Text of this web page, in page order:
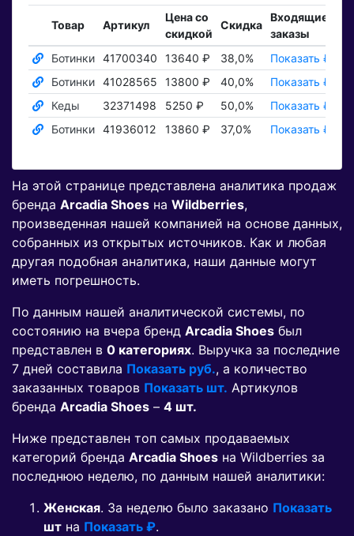
Товар Артикул
Цена со
скидкой
Скидка
Входящие
заказы
Ботинки
41700340 13640 ₽ 38,0% Показать ₽
Ботинки
41028565 13800 ₽ 40,0% Показать ₽
Кеды
32371498 5250 ₽ 50,0% Показать ₽
Ботинки
41936012 13860 ₽ 37,0% Показать ₽
На этой странице представлена аналитика продаж
бренда Arcadia Shoes на Wildberries,
произведенная нашей компанией на основе данных,
собранных из открытых источников. Как и любая
другая подобная аналитика, наши данные могут
иметь погрешность.
По данным нашей аналитической системы, по
состоянию на вчера бренд Arcadia Shoes был
представлен в 0 категориях. Выручка за последние
7 дней составила Показать руб., а количество
заказанных товаров Показать шт. Артикулов
бренда Arcadia Shoes – 4 шт.
Ниже представлен топ самых продаваемых
категорий бренда Arcadia Shoes на Wildberries за
последнюю неделю, по данным нашей аналитики:
Женская. За неделю было заказано Показать
шт на Показать ₽.